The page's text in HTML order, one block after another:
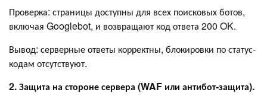
Проверка: страницы доступны для всех поисковых ботов,
включая Googlebot, и возвращают код ответа 200 OK.
Вывод: серверные ответы корректны, блокировки по статус-
кодам отсутствуют.
2. Защита на стороне сервера (WAF или антибот-защита).